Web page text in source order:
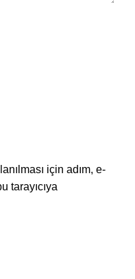
için adım, e-
tarayıcıya